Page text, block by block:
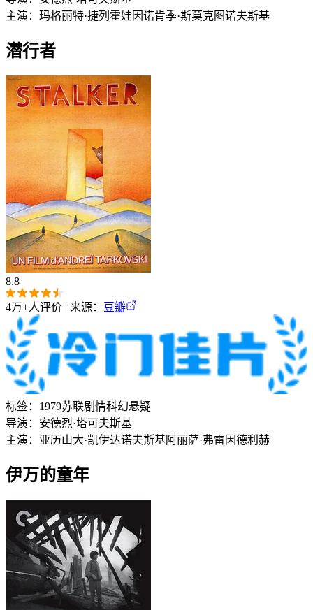
主演： 玛格丽特·捷列霍娃 因诺肯季·斯莫克图诺夫斯基
潜行者
8.8
4万+人评价 | 来源： 豆瓣
标签： 1979苏联剧情科幻悬疑
导演： 安德烈·塔可夫斯基
主演： 亚历山大·凯伊达诺夫斯基阿丽萨·弗雷因德利赫
伊万的童年